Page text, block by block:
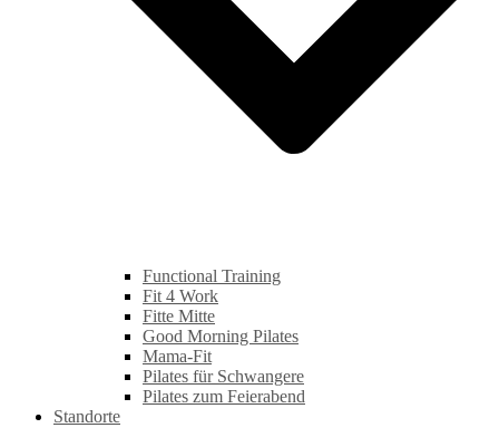
Functional Training
Fit 4 Work
Fitte Mitte
Good Morning Pilates
Mama-Fit
Pilates für Schwangere
Pilates zum Feierabend
Standorte